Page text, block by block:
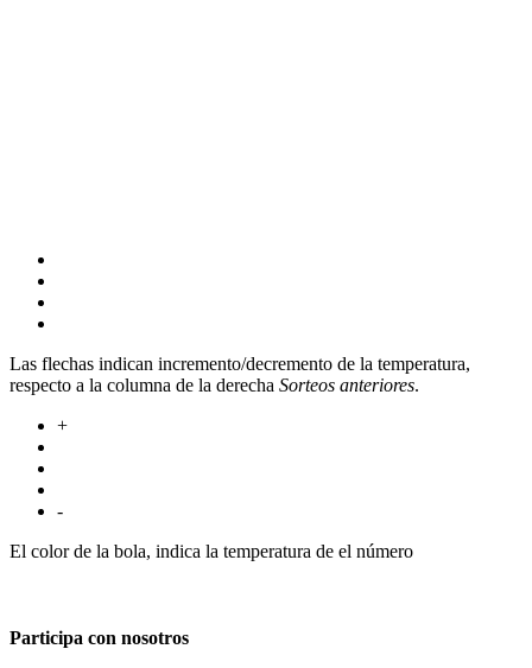
Las flechas indican incremento/decremento de la temperatura,
respecto a la columna de la derecha Sorteos anteriores.
+
-
El color de la bola, indica la temperatura de el número
Participa con nosotros